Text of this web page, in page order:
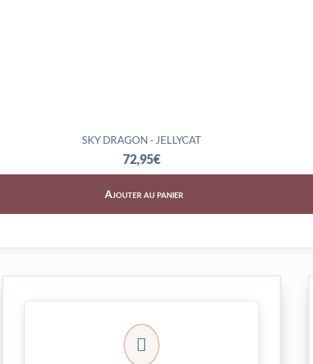
SKY DRAGON - JELLYCAT
72,95€
Ajouter au panier

► 04 73 27 04 20
► contact@peekaboo.fr